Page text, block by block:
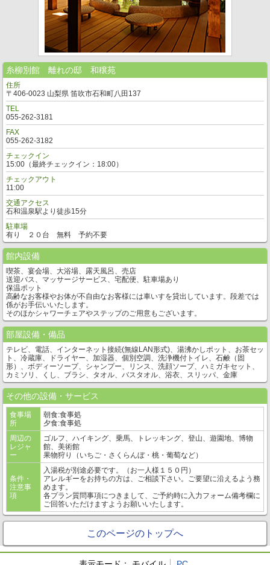
糸柳別館 離れの邸 和穣苑
住所
〒406-0023 山梨県 笛吹市石和町八田137
TEL
055-262-3181
FAX
055-262-3182
チェックイン
15:00（最終チェックイン：18:00）
チェックアウト
11:00
交通アクセス
石和温泉駅より徒歩15分
駐車場
有り ２０台 無料 予約不要
館内設備
喫茶、宴会場、大浴場、露天風呂、売店
送迎バス、マッサージサービス、宅配便、駐車場あり
保温ポット
高齢なお客様やお体が不自由なお客様には車いすを貸出しています。段差では
係がお手伝いいたします。
そのほかシャワーチェアやステップのご用意もございます。
部屋設備・備品
テレビ、電話、インターネット接続(無線LAN形式)、湯沸かしポット、お茶セッ
ト、冷蔵庫、ドライヤー、加湿器、個別空調、洗浄機付トイレ、石鹸（固
形）、ボディーソープ、シャンプー、リンス、洗顔ソープ、ハミガキセット、
カミソリ、くし、ブラシ、タオル、バスタオル、浴衣、スリッパ、金庫
その他の設備・サービス
食事場
所
朝食:食事処
夕食:食事処
周辺の
レジャ
ー
ゴルフ、ハイキング、乗馬、トレッキング、登山、遊園地、博物
館、美術館
果物狩り（いちご・さくらんぼ・桃・葡萄など）
条件・
注意事
項
入湯税が別途必要です。（お一人様１５０円）
アレルギーをお持ちの方は、ご相談下さい。ご要望に沿えるよう務
めます。
各プラン質問事項につきまして、ご予約時に入力フォーム備考欄に
ご回答いただけますようお願いいたします。
このページのトップへ